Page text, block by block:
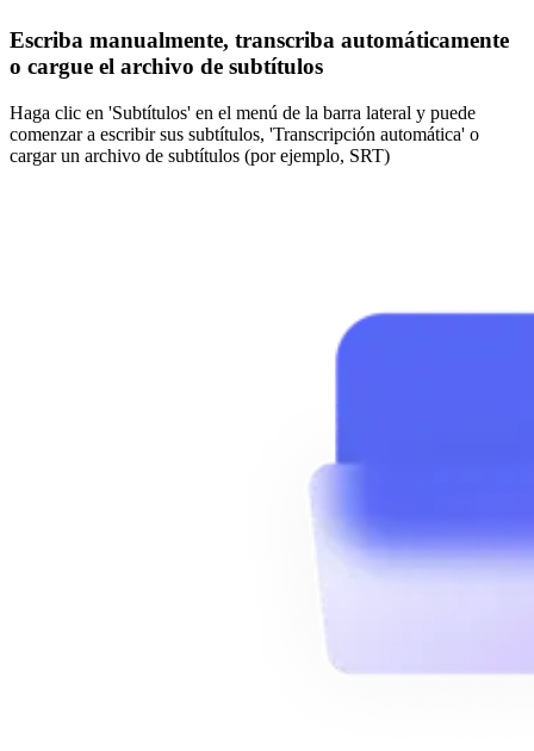
Escriba manualmente, transcriba automáticamente
o cargue el archivo de subtítulos
Haga clic en 'Subtítulos' en el menú de la barra lateral y puede
comenzar a escribir sus subtítulos, 'Transcripción automática' o
cargar un archivo de subtítulos (por ejemplo, SRT)